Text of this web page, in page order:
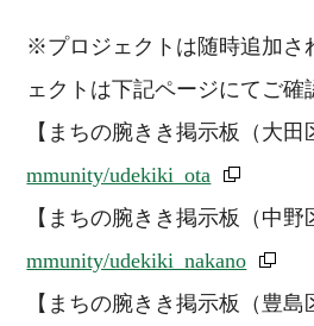
※プロジェクトは随時追加さ
ェクトは下記ページにてご確
【まちの腕きき掲示板（大田
mmunity/udekiki_ota
【まちの腕きき掲示板（中野
mmunity/udekiki_nakano
【まちの腕きき掲示板（豊島